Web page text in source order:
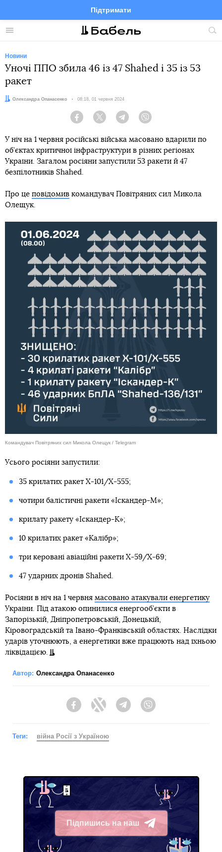
Меню
Підтримати
FacebookTelegramTwitter
Новини
Уночі ППО збила 46 із 47 Shahed і 35 із 53
ракет
Автор:
Олександра Опанасенко Дата:
08:18, 01 червня 2024
Facebook Twitter Telegram
У ніч на 1 червня російські війська масовано вдарили по
об’єктах критичної інфраструктури в різних регіонах
України. Загалом росіяни запустили 53 ракети й 47
безпілотників Shahed.
Про це повідомив командувач Повітряних сил Микола
Олещук.
Командувач Повітряних сил Микола Олещук / Telegram
Усього росіяни запустили:
35 крилатих ракет Х-101/Х-555;
чотири балістичні ракети «Іскандер-М»;
крилату ракету «Іскандер-К»;
10 крилатих ракет «Калібр»;
три керовані авіаційні ракети Х-59/Х-69;
47 ударних дронів Shahed.
Росіяни в ніч на 1 червня масовано атакували енергетику
України. Під атакою опинилися енергооб’єкти в
Запорізькій, Дніпропетровській, Донецькій,
Кіровоградській та Івано-Франківській областях. Наслідки
ударів уточнюють, а енергетики вже працюють над їхньою
ліквідацією.
Автор: Олександра Опанасенко
FacebookTwitter Telegram
Теги: війна Росії з Україною
Підпишись на наш
Telegram